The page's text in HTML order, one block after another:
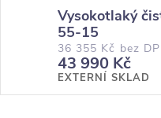
Vysokotlaký
55-15
36 355 Kč bez
43 990 Kč
EXTERNÍ SKLAD